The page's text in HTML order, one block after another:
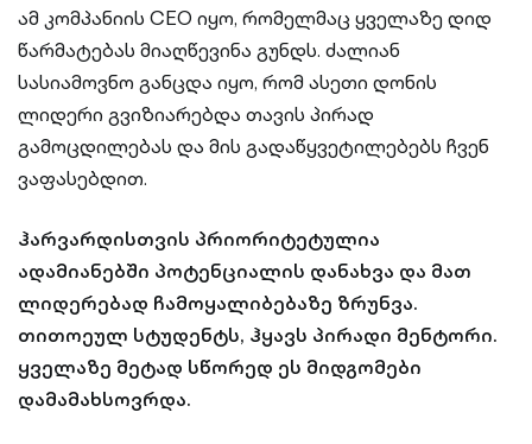
ამ კომპანიის CEO იყო, რომელმაც ყველაზე დიდ
წარმატებას მიაღწევინა გუნდს. ძალიან
სასიამოვნო განცდა იყო, რომ ასეთი დონის
ლიდერი გვიზიარებდა თავის პირად
გამოცდილებას და მის გადაწყვეტილებებს ჩვენ
ვაფასებდით.
ჰარვარდისთვის პრიორიტეტულია
ადამიანებში პოტენციალის დანახვა და მათ
ლიდერებად ჩამოყალიბებაზე ზრუნვა.
თითოეულ სტუდენტს, ჰყავს პირადი მენტორი.
ყველაზე მეტად სწორედ ეს მიდგომები
დამამახსოვრდა.